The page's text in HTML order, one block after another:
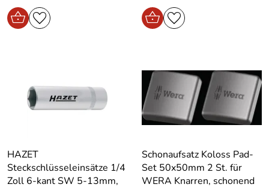
HAZET
Steckschlüsseleinsätze 1/4
Zoll 6-kant SW 5-13mm,
Schonaufsatz Koloss Pad-
Set 50x50mm 2 St. für
WERA Knarren, schonend